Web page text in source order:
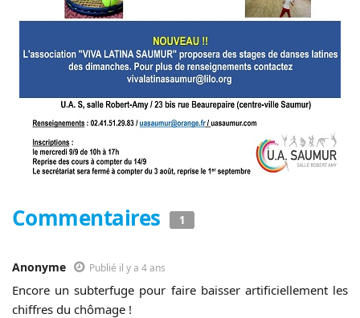
Commentaires 1
Anonyme Publié il y a 4 ans
Encore un subterfuge pour faire baisser artificiellement les
chiffres du chômage !